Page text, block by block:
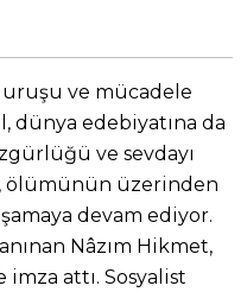
ve mücadele
dünya edebiyatına da
ve sevdayı
ölümünün üzerinden
devam ediyor.
Nâzım Hikmet,
imza attı. Sosyalist